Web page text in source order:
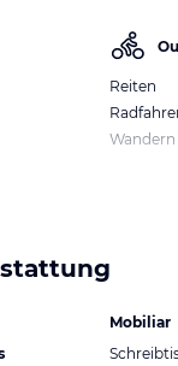
Reiten
Wandern
Mobiliar